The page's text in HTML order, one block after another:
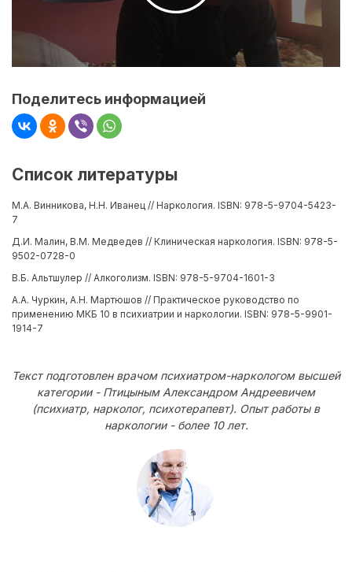
Поделитесь информацией
Список литературы
М.А. Винникова, Н.Н. Иванец // Наркология. ISBN: 978-5-9704-5423-
7
Д.И. Малин, В.М. Медведев // Клиническая наркология. ISBN: 978-5-
9502-0728-0
В.Б. Альтшулер // Алкоголизм. ISBN: 978-5-9704-1601-3
А.А. Чуркин, А.Н. Мартюшов // Практическое руководство по
применению МКБ 10 в психиатрии и наркологии. ISBN: 978-5-9901-
1914-7
Текст подготовлен врачом психиатром-наркологом высшей
категории - Птицыным Александром Андреевичем
(психиатр, нарколог, психотерапевт). Опыт работы в
наркологии - более 10 лет.